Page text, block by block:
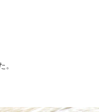
。